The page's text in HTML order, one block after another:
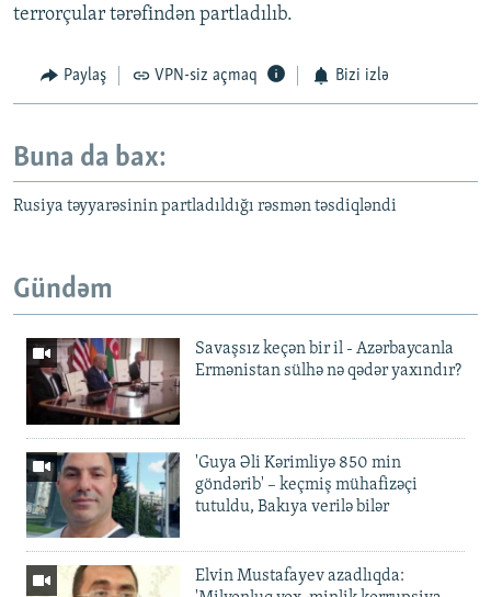
terrorçular tərəfindən partladılıb.
Paylaş VPN-siz açmaq Bizi izlə
Buna da bax:
Rusiya təyyarəsinin partladıldığı rəsmən təsdiqləndi
Gündəm
Savaşsız keçən bir il - Azərbaycanla
Ermənistan sülhə nə qədər yaxındır?
'Guya Əli Kərimliyə 850 min
göndərib' – keçmiş mühafizəçi
tutuldu, Bakıya verilə bilər
Elvin Mustafayev azadlıqda: